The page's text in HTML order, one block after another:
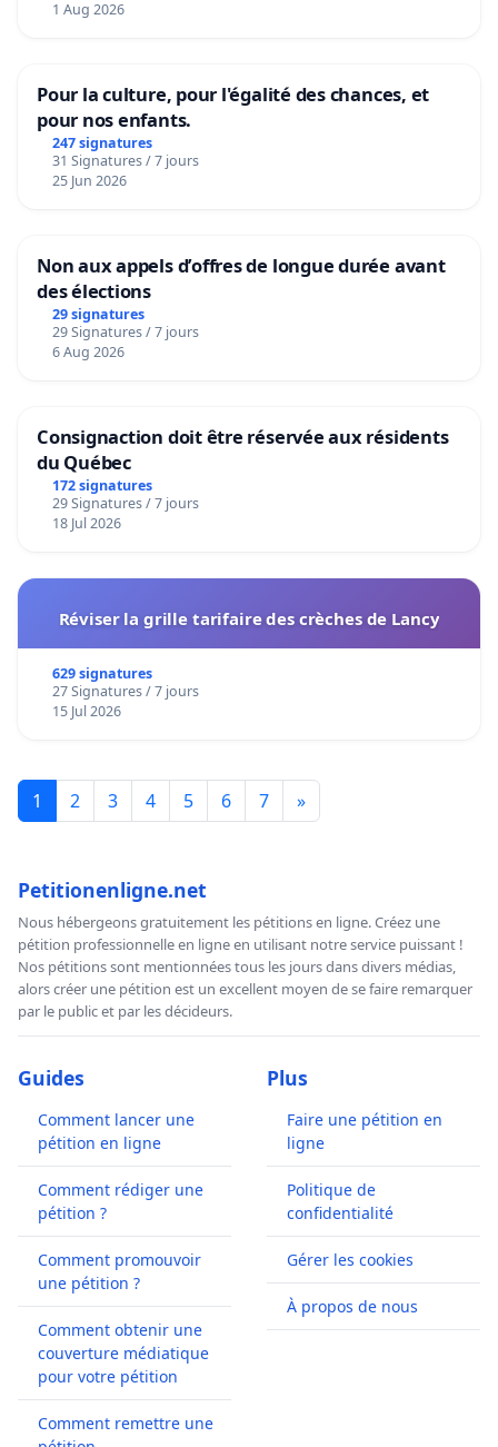
1 Aug 2026
Pour la culture, pour l'égalité des chances, et
pour nos enfants.
247 signatures
31 Signatures / 7 jours
25 Jun 2026
Non aux appels d’offres de longue durée avant
des élections
29 signatures
29 Signatures / 7 jours
6 Aug 2026
Consignaction doit être réservée aux résidents
du Québec
172 signatures
29 Signatures / 7 jours
18 Jul 2026
Réviser la grille tarifaire des crèches de Lancy
629 signatures
27 Signatures / 7 jours
15 Jul 2026
1 2 3 4 5 6 7 »
Petitionenligne.net
Nous hébergeons gratuitement les pétitions en ligne. Créez une
pétition professionnelle en ligne en utilisant notre service puissant !
Nos pétitions sont mentionnées tous les jours dans divers médias,
alors créer une pétition est un excellent moyen de se faire remarquer
par le public et par les décideurs.
Guides
Comment lancer une
pétition en ligne
Comment rédiger une
pétition ?
Comment promouvoir
une pétition ?
Comment obtenir une
couverture médiatique
pour votre pétition
Comment remettre une
Plus
Faire une pétition en
ligne
Politique de
confidentialité
Gérer les cookies
À propos de nous